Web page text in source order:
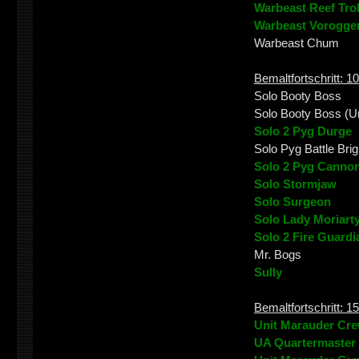
Warbeast Reef
Warbeast
Warbeast Chum
Bemaltfortschritt:
Solo Booty Boss
Solo Booty Boss
Solo 2 Pyg Durge
Solo Pyg Battle Brig
Solo 2 Pyg
Solo Stormjaw
Solo Surgeon
Solo Lady
Solo 2 Fire
Mr. Bogs
Sully
Bemaltfortschritt:
Unit Marauder
UA Quartermaster